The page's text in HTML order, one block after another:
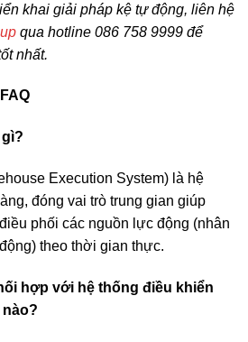
khai giải pháp kệ tự động, liên hệ
qua hotline 086 758 9999 để
nhất.
gì?
Execution System) là hệ
đóng vai trò trung gian giúp
phối các nguồn lực động (nhân
theo thời gian thực.
hợp với hệ thống điều khiển